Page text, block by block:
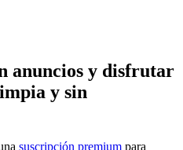
anuncios y disfrutar
y sin
suscripción premium para